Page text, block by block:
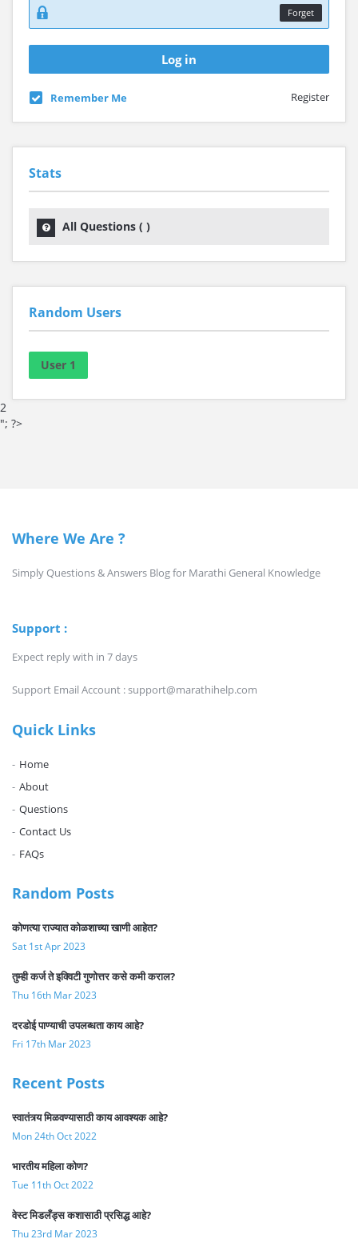
Forget
Remember Me Register
Stats
All Questions ( )
Random Users
User 1
2
"; ?>
Where We Are ?
Simply Questions & Answers Blog for Marathi General Knowledge
Support :
Expect reply with in 7 days
Support Email Account : support@marathihelp.com
Quick Links
Home
About
Questions
Contact Us
FAQs
Random Posts
कोणत्या राज्यात कोळशाच्या खाणी आहेत?
Sat 1st Apr 2023
तुम्ही कर्ज ते इक्विटी गुणोत्तर कसे कमी कराल?
Thu 16th Mar 2023
दरडोई पाण्याची उपलब्धता काय आहे?
Fri 17th Mar 2023
Recent Posts
स्वातंत्र्य मिळवण्यासाठी काय आवश्यक आहे?
Mon 24th Oct 2022
भारतीय महिला कोण?
Tue 11th Oct 2022
वेस्ट मिडलँड्स कशासाठी प्रसिद्ध आहे?
Thu 23rd Mar 2023